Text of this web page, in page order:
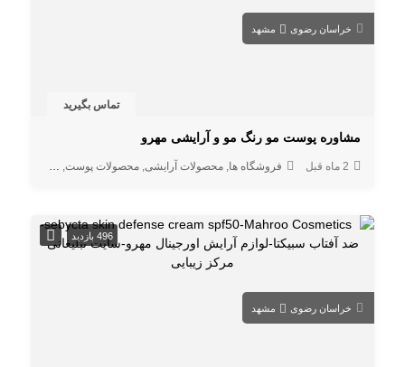
خراسان رضوی مشهد
تماس بگیرید
مشاوره پوست مو رنگ مو و آرایشی مهرو
2 ماه قبل فروشگاه ها محصولات آرایشی محصولات پوست
496 بازدید
خراسان رضوی مشهد